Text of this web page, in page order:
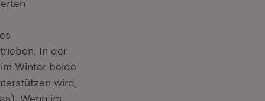
In der
Winter beide
wird,
Wenn im